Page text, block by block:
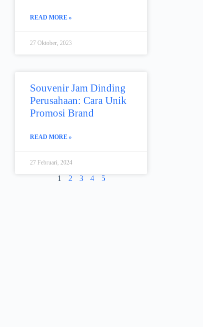
READ MORE »
27 Oktober, 2023
Souvenir Jam Dinding
Perusahaan: Cara Unik
Promosi Brand
READ MORE »
27 Februari, 2024
1 2 3 4 5